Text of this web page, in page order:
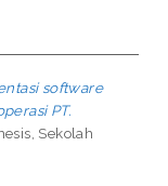
software
PT.
Sekolah